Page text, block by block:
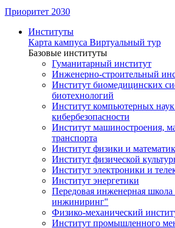
Приоритет 2030
Институты
Карта кампуса Виртуальный тур
Базовые институты
Гуманитарный институт
Инженерно-строительный
Институт биомедицинских
биотехнологий
Институт компьютерных
кибербезопасности
Институт машиностроения,
транспорта
Институт физики и
Институт физической
Институт электроники и
Институт энергетики
Передовая инженерная
инжиниринг"
Физико-механический
Институт промышленного